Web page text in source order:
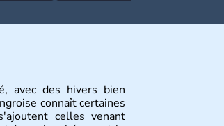
avec des hivers bien
connaît certaines
celles venant